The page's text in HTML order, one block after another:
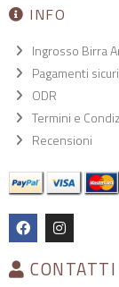
INFO
Ingrosso Birra
Pagamenti sicuri
ODR
Termini e
Recensioni
CONTATTI